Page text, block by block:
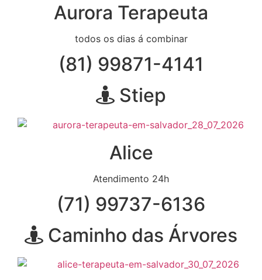
Aurora Terapeuta
todos os dias á combinar
(81) 99871-4141
Stiep
Alice
Atendimento 24h
(71) 99737-6136
Caminho das Árvores